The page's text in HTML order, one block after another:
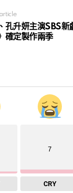
孔升妍主演SBS新
確定製作兩季
7
CRY